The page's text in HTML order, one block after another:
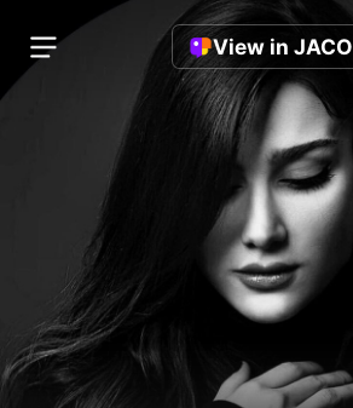
View in JACO